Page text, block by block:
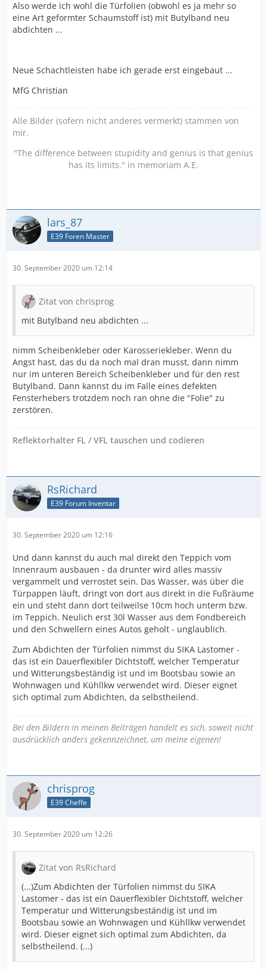
Also werde ich wohl die Türfolien (obwohl es ja mehr so
eine Art geformter Schaumstoff ist) mit Butylband neu
abdichten ...
Neue Schachtleisten habe ich gerade erst eingebaut ...
MfG Christian
Alle Bilder (sofern nicht anderes vermerkt) stammen von
mir.
"The difference between stupidity and genius is that genius
has its limits." in memoriam A.E.
lars_87
E39 Foren Master
30. September 2020 um 12:14
Zitat von chrisprog
mit Butylband neu abdichten ...
nimm Scheibenkleber oder Karosseriekleber. Wenn du
Angst hast, das du da noch mal dran musst, dann nimm
nur im unteren Bereich Scheibenkleber und für den rest
Butylband. Dann kannst du im Falle eines defekten
Fensterhebers trotzdem noch ran ohne die "Folie" zu
zerstören.
Reflektorhalter FL / VFL tauschen und codieren
RsRichard
E39 Forum Inventar
30. September 2020 um 12:16
Und dann kannst du auch mal direkt den Teppich vom
Innenraum ausbauen - da drunter wird alles massiv
vergammelt und verrostet sein. Das Wasser, was über die
Türpappen läuft, dringt von dort aus direkt in die Fußräume
ein und steht dann dort teilweilse 10cm hoch unterm bzw.
im Teppich. Neulich erst 30l Wasser aus dem Fondbereich
und den Schwellern eines Autos geholt - unglaublich.
Zum Abdichten der Türfolien nimmst du SIKA Lastomer -
das ist ein Dauerflexibler Dichtstoff, welcher Temperatur
und Witterungsbeständig ist und im Bootsbau sowie an
Wohnwagen und Kühllkw verwendet wird. Dieser eignet
sich optimal zum Abdichten, da selbstheilend.
Bei den Bildern in meinen Beiträgen handelt es sich, soweit nicht
ausdrücklich anders gekennzeichnet, um meine eigenen!
chrisprog
E39 Cheffe
30. September 2020 um 12:26
Zitat von RsRichard
(...)Zum Abdichten der Türfolien nimmst du SIKA
Lastomer - das ist ein Dauerflexibler Dichtstoff, welcher
Temperatur und Witterungsbeständig ist und im
Bootsbau sowie an Wohnwagen und Kühllkw verwendet
wird. Dieser eignet sich optimal zum Abdichten, da
selbstheilend. (...)